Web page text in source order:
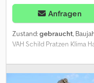
Anfragen
Zustand:gebraucht,
VAH Schild Pratzen Klima
Cjdpfx Aozdxw Heb Rjrf
Antrieb: Rad Wenden Sie
Informationen zu erhalten.